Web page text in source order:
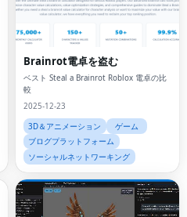
Brainrot電卓を盗む
ベスト Steal a Brainrot Roblox 電卓の比
較
2025-12-23
3D＆アニメーション
ゲーム
ブログプラットフォーム
ソーシャルネットワーキング